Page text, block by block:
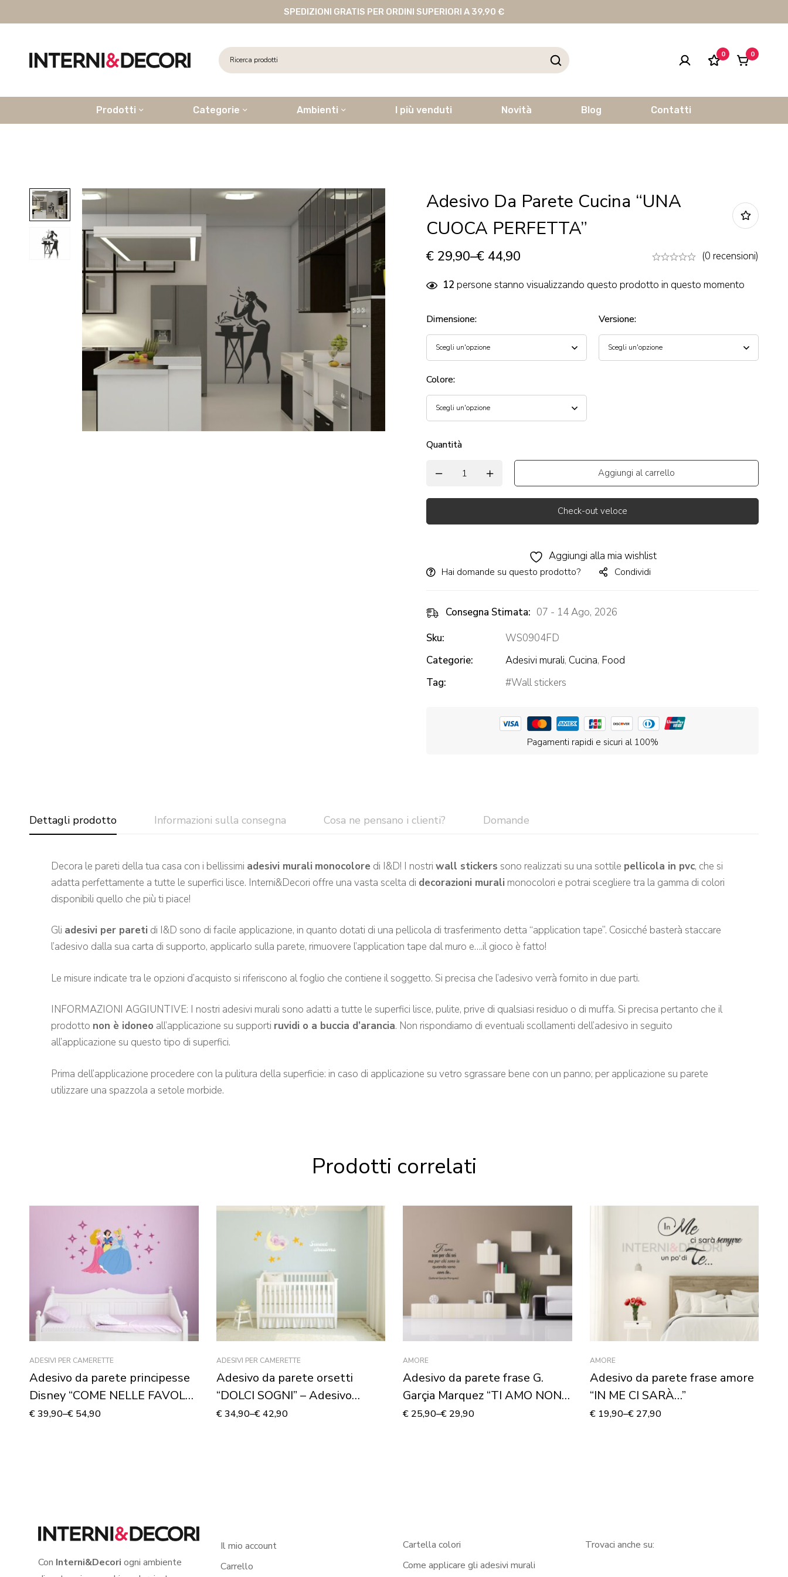
SPEDIZIONI GRATIS PER ORDINI SUPERIORI A 39,90 €
0 0
Prodotti Categorie Ambienti I più venduti Novità Blog Contatti
Adesivo Da Parete Cucina “UNA
CUOCA PERFETTA”
€ 29,90–€ 44,90 (0 recensioni)
12 persone stanno visualizzando questo prodotto in questo momento
Dimensione: Versione:
Colore:
Quantità
Aggiungi al carrello
Check-out veloce
Aggiungi alla mia wishlist
Hai domande su questo prodotto? Condividi
Consegna Stimata: 07 - 14 Ago, 2026
Sku:
WS0904FD
Categorie:
Adesivi murali, Cucina, Food
Tag:
Wall stickers
Pagamenti rapidi e sicuri al 100%
Dettagli prodotto Informazioni sulla consegna Cosa ne pensano i clienti? Domande
Decora le pareti della tua casa con i bellissimi adesivi murali monocolore di I&D! I nostri wall stickers sono realizzati su una sottile pellicola in pvc, che si
adatta perfettamente a tutte le superfici lisce. Interni&Decori offre una vasta scelta di decorazioni murali monocolori e potrai scegliere tra la gamma di colori
disponibili quello che più ti piace!
Gli adesivi per pareti di I&D sono di facile applicazione, in quanto dotati di una pellicola di trasferimento detta “application tape”. Cosicché basterà staccare
l’adesivo dalla sua carta di supporto, applicarlo sulla parete, rimuovere l’application tape dal muro e….il gioco è fatto!
Le misure indicate tra le opzioni d’acquisto si riferiscono al foglio che contiene il soggetto. Si precisa che l’adesivo verrà fornito in due parti.
INFORMAZIONI AGGIUNTIVE: I nostri adesivi murali sono adatti a tutte le superfici lisce, pulite, prive di qualsiasi residuo o di muffa. Si precisa pertanto che il
prodotto non è idoneo all’applicazione su supporti ruvidi o a buccia d’arancia. Non rispondiamo di eventuali scollamenti dell’adesivo in seguito
all’applicazione su questo tipo di superfici.
Prima dell’applicazione procedere con la pulitura della superficie: in caso di applicazione su vetro sgrassare bene con un panno; per applicazione su parete
utilizzare una spazzola a setole morbide.
Prodotti correlati
ADESIVI PER CAMERETTE
Adesivo da parete principesse
Disney “COME NELLE FAVOLE”
– Adesivo murale
€39,90–€ 54,90
ADESIVI PER CAMERETTE
Adesivo da parete orsetti
“DOLCI SOGNI” – Adesivo
murale
€34,90–€42,90
AMORE
Adesivo da parete frase G.
Garçia Marquez “TI AMO NON
PER CHI SEI…”
€ 25,90–€ 29,90
AMORE
Adesivo da parete frase amore
“IN ME CI SARÀ…”
€19,90–€27,90
Con Interni&Decori ogni ambiente
Il mio account
Carrello
Cartella colori
Come applicare gli adesivi murali
Trovaci anche su: